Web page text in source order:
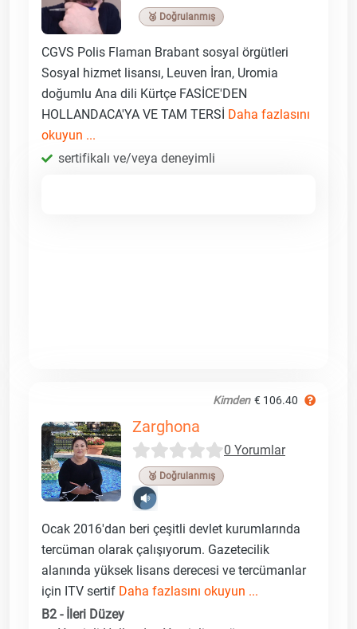
🥉 Doğrulanmış
CGVS Polis Flaman Brabant sosyal örgütleri
Sosyal hizmet lisansı, Leuven İran, Uromia
doğumlu Ana dili Kürtçe FASİCE'DEN
HOLLANDACA'YA VE TAM TERSİ Daha fazlasını
okuyun ...
sertifikalı ve/veya deneyimli
Kimden € 106.40
Zarghona
0 Yorumlar
🥉 Doğrulanmış
Ocak 2016'dan beri çeşitli devlet kurumlarında
tercüman olarak çalışıyorum. Gazetecilik
alanında yüksek lisans derecesi ve tercümanlar
için ITV sertif Daha fazlasını okuyun ...
B2 - İleri Düzey